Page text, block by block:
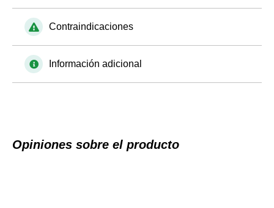
Contraindicaciones
Información adicional
Opiniones sobre el producto